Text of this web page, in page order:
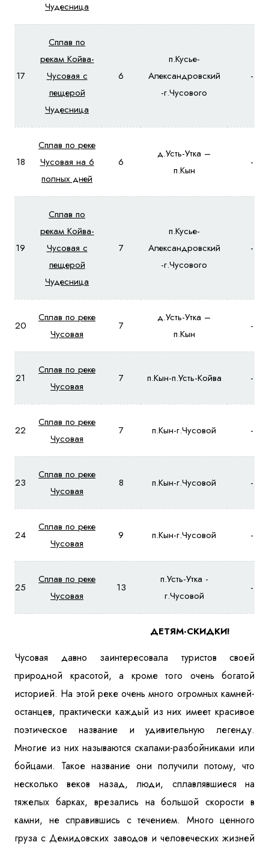
Чудесница
17
Сплав по
рекам Койва-
Чусовая с
пещерой
Чудесница
6
п.Кусье-
Александровский
-г.Чусового
-
18
Сплав по реке
Чусовая на 6
полных дней
6
д.Усть-Утка –
п.Кын
-
19
Сплав по
рекам Койва-
Чусовая с
пещерой
Чудесница
7
п.Кусье-
Александровский
-г.Чусового
-
20
Сплав по реке
Чусовая
7
д.Усть-Утка –
п.Кын
-
21
Сплав по реке
Чусовая
7 п.Кын-п.Усть-Койва -
22
Сплав по реке
Чусовая
7 п.Кын-г.Чусовой -
23
Сплав по реке
Чусовая
8 п.Кын-г.Чусовой -
24
Сплав по реке
Чусовая
9 п.Кын-г.Чусовой -
25
Сплав по реке
Чусовая
13
п.Усть-Утка -
г.Чусовой
-
ДЕТЯМ-СКИДКИ!
Чусовая давно заинтересовала туристов своей
природной красотой, а кроме того очень богатой
историей. На этой реке очень много огромных камней-
останцев, практически каждый из них имеет красивое
поэтическое название и удивительную легенду.
Многие из них называются скалами-разбойниками или
бойцами. Такое название они получили потому, что
несколько веков назад, люди, сплавлявшиеся на
тяжелых барках, врезались на большой скорости в
камни, не справившись с течением. Много ценного
груза с Демидовских заводов и человеческих жизней